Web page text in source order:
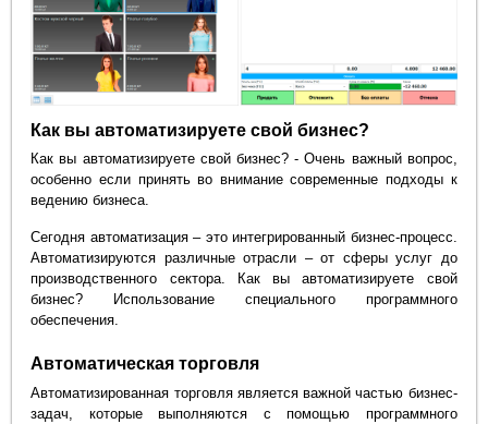
Как вы автоматизируете свой бизнес?
Как вы автоматизируете свой бизнес? - Очень важный вопрос,
особенно если принять во внимание современные подходы к
ведению бизнеса.
Сегодня автоматизация – это интегрированный бизнес-процесс.
Автоматизируются различные отрасли – от сферы услуг до
производственного сектора. Как вы автоматизируете свой
бизнес? Использование специального программного
обеспечения.
Автоматическая торговля
Автоматизированная торговля является важной частью бизнес-
задач, которые выполняются с помощью программного